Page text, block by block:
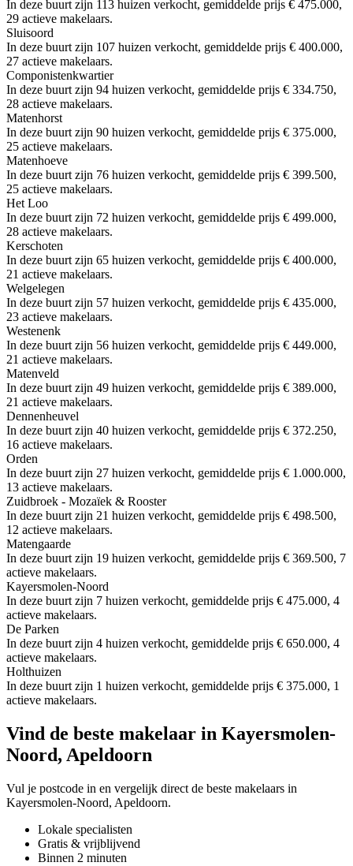
In deze buurt zijn 113 huizen verkocht, gemiddelde prijs € 475.000,
29 actieve makelaars.
Sluisoord
In deze buurt zijn 107 huizen verkocht, gemiddelde prijs € 400.000,
27 actieve makelaars.
Componistenkwartier
In deze buurt zijn 94 huizen verkocht, gemiddelde prijs € 334.750,
28 actieve makelaars.
Matenhorst
In deze buurt zijn 90 huizen verkocht, gemiddelde prijs € 375.000,
25 actieve makelaars.
Matenhoeve
In deze buurt zijn 76 huizen verkocht, gemiddelde prijs € 399.500,
25 actieve makelaars.
Het Loo
In deze buurt zijn 72 huizen verkocht, gemiddelde prijs € 499.000,
28 actieve makelaars.
Kerschoten
In deze buurt zijn 65 huizen verkocht, gemiddelde prijs € 400.000,
21 actieve makelaars.
Welgelegen
In deze buurt zijn 57 huizen verkocht, gemiddelde prijs € 435.000,
23 actieve makelaars.
Westenenk
In deze buurt zijn 56 huizen verkocht, gemiddelde prijs € 449.000,
21 actieve makelaars.
Matenveld
In deze buurt zijn 49 huizen verkocht, gemiddelde prijs € 389.000,
21 actieve makelaars.
Dennenheuvel
In deze buurt zijn 40 huizen verkocht, gemiddelde prijs € 372.250,
16 actieve makelaars.
Orden
In deze buurt zijn 27 huizen verkocht, gemiddelde prijs € 1.000.000,
13 actieve makelaars.
Zuidbroek - Mozaïek & Rooster
In deze buurt zijn 21 huizen verkocht, gemiddelde prijs € 498.500,
12 actieve makelaars.
Matengaarde
In deze buurt zijn 19 huizen verkocht, gemiddelde prijs € 369.500, 7
actieve makelaars.
Kayersmolen-Noord
In deze buurt zijn 7 huizen verkocht, gemiddelde prijs € 475.000, 4
actieve makelaars.
De Parken
In deze buurt zijn 4 huizen verkocht, gemiddelde prijs € 650.000, 4
actieve makelaars.
Holthuizen
In deze buurt zijn 1 huizen verkocht, gemiddelde prijs € 375.000, 1
actieve makelaars.
Vind de beste makelaar in Kayersmolen-
Noord, Apeldoorn
Vul je postcode in en vergelijk direct de beste makelaars in
Kayersmolen-Noord, Apeldoorn.
Lokale specialisten
Gratis & vrijblijvend
Binnen 2 minuten